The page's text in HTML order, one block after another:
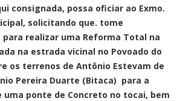
consignada, possa oficiar ao Exmo.
solicitando que. tome
para realizar uma Reforma Total na
na estrada vicinal no Povoado do
os terrenos de Antônio Estevam de
Pereira Duarte (Bitaca) para a
uma ponte de Concreto no tocai, bem